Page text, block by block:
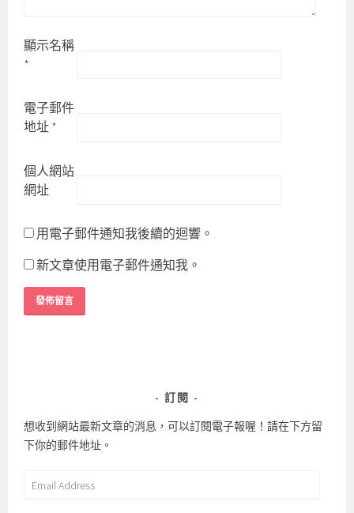
顯示名稱
*
電子郵件
地址 *
個人網站
網址
用電子郵件通知我後續的迴響。
新文章使用電子郵件通知我。
訂閱
想收到網站最新文章的消息，可以訂閱電子報喔！請在下方留
下你的郵件地址。
Address